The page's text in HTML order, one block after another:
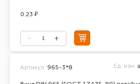
0.23 ₽
Артикул: 965-3*8 Ед. изм.